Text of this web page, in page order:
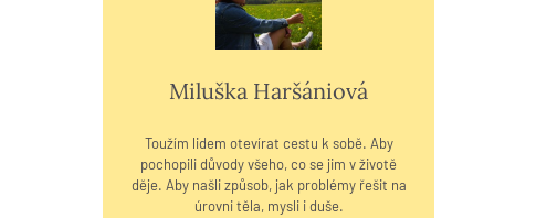
Miluška Haršániová
Toužím lidem otevírat cestu k sobě. Aby
pochopili důvody všeho, co se jim v životě
děje. Aby našli způsob, jak problémy řešit na
úrovni těla, mysli i duše.